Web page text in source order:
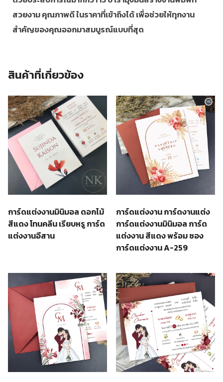
สวยงาม คุณภาพดี ในราคาที่เข้าถึงได้ เพื่อช่วยให้ทุกงาน
สำคัญของคุณออกมาสมบูรณ์แบบที่สุด
สินค้าที่เกี่ยวข้อง
การ์ดแต่งงานมินิมอล ดอกไม้
สีแดง โทนคลีน เรียบหรู การ์ด
แต่งงานอีสาน
การ์ดแต่งงาน การ์ดงานแต่ง
การ์ดแต่งงานมินิมอล การ์ด
แต่งงาน สีแดง พร้อม ซอง
การ์ดแต่งงาน A-259